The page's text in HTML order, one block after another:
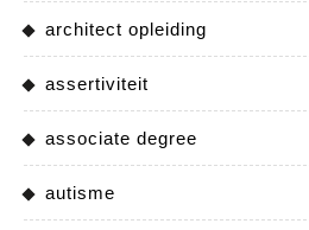
architect opleiding
assertiviteit
associate degree
autisme